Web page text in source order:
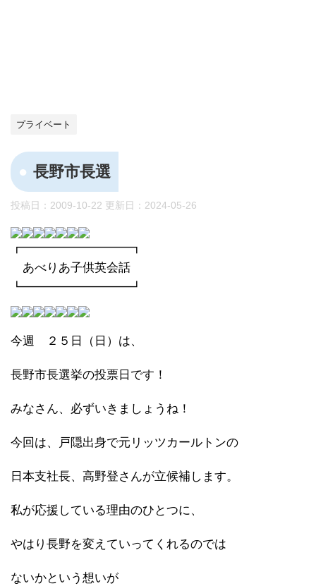
プライベート
長野市長選
投稿日：2009-10-22 更新日： 2024-05-26
┏━━━━━━━━━┓
あべりあ子供英会話
┗━━━━━━━━━┛
今週 ２５日（日）は、
長野市長選挙の投票日です！
みなさん、必ずいきましょうね！
今回は、戸隠出身で元リッツカールトンの
日本支社長、高野登さんが立候補します。
私が応援している理由のひとつに、
やはり長野を変えていってくれるのでは
ないかという想いが